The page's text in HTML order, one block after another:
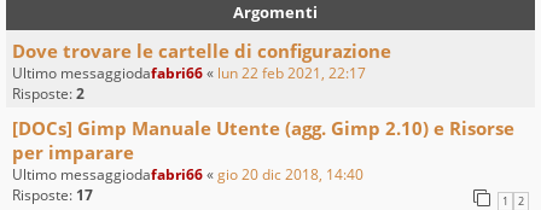
Argomenti
Dove trovare le cartelle di configurazione
Ultimo messaggiodafabri66« lun 22 feb 2021, 22:17
Risposte:2
[DOCs] Gimp Manuale Utente (agg. Gimp 2.10) e Risorse
per imparare
Ultimo messaggiodafabri66«gio 20 dic 2018, 14:40
Risposte: 17 1 2